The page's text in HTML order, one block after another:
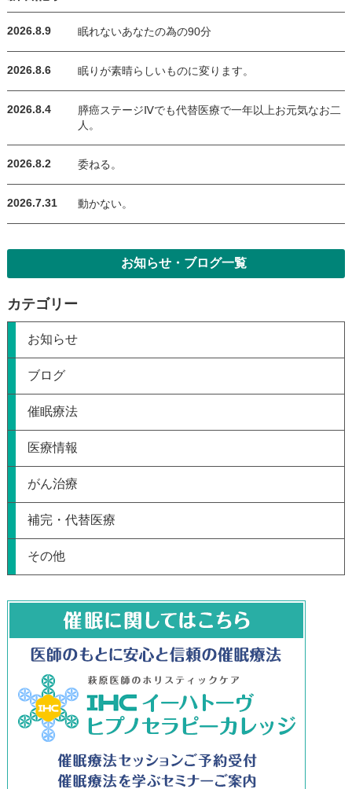
2026.8.9 眠れないあなたの為の90分
2026.8.6 眠りが素晴らしいものに変ります。
2026.8.4
膵癌ステージⅣでも代替医療で一年以上お元気なお二
人。
2026.8.2 委ねる。
2026.7.31 動かない。
お知らせ・ブログ一覧
カテゴリー
お知らせ
ブログ
催眠療法
医療情報
がん治療
補完・代替医療
その他